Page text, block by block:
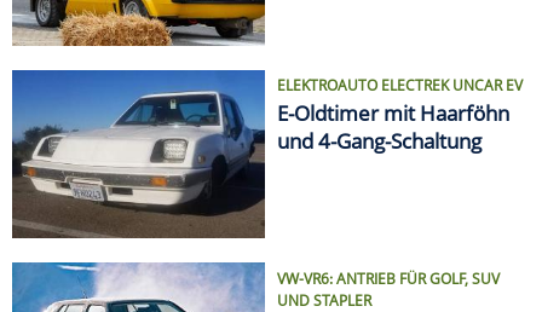
ELEKTROAUTO ELECTREK UNCAR EV
E-Oldtimer mit Haarföhn
und 4-Gang-Schaltung
VW-VR6: ANTRIEB FÜR GOLF, SUV
UND STAPLER